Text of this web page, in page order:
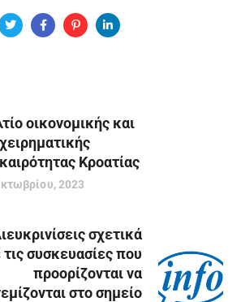
οικονομικής και
Κροατίας
2023
σχετικά
τις συσκευασίες που
προορίζονται να
στο σημείο